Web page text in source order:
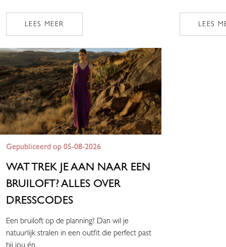
LEES MEER LEES
Gepubliceerd op 05-08-2026
WAT TREK JE AAN NAAR EEN
BRUILOFT? ALLES OVER
DRESSCODES
Een bruiloft op de planning? Dan wil je
natuurlijk stralen in een outfit die perfect past
bij jou én